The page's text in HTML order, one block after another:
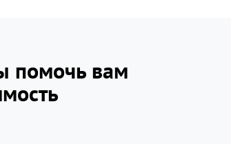
помочь вам